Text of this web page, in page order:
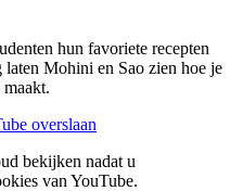
hun favoriete recepten
Mohini en Sao zien hoe je
maakt.
overslaan
bekijken nadat u
van YouTube.